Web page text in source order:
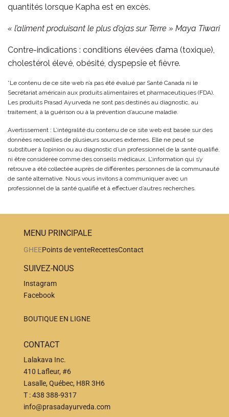
quantités lorsque Kapha est en excès.
« l’aliment produisant le plus d’ojas sur Terre » Maya Tiwari
Contre-indications : conditions élevées d’ama (toxique),
cholestérol élevé, obésité, dyspepsie et fièvre.
*Le contenu de ce site web n’a pas été évalué par Santé Canada ni le
Secrétariat américain aux produits alimentaires et pharmaceutiques (FDA).
Les produits Prasad Ayurveda ne sont pas destinés au diagnostic, au
traitement, à la guérison ou à la prévention d’aucune maladie.
Avertissement : L’intégralité du contenu de ce site web est basée sur des
données recueillies de plusieurs sources externes. Elle ne peut se
substituer à l’opinion ou au diagnostic d’un professionnel de la santé qualifié,
ni être considérée comme des conseils médicaux. L’information qui s’y
retrouve a été collectée auprès de différentes personnes de la communauté
de santé alternative. Nous vous invitons à communiquer avec un
professionnel de la santé qualifié et à effectuer d’autres recherches.
MENU PRINCIPALE
GHEEPoints de venteRecettesContact
SUIVEZ-NOUS
Instagram
Facebook
BOUTIQUE EN LIGNE
CONTACT
Lalakava Inc.
410 Lafleur, #6
Lasalle, Québec, H8R 3H6
T :438 388-9317
info@prasadayurveda.com